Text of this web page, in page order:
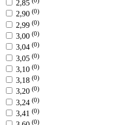
2,85
2,90 (0)
2,99 (0)
3,00 (0)
3,04 (0)
3,05 (0)
3,10 (0)
3,18 (0)
3,20 (0)
3,24 (0)
3,41 (0)
(0)